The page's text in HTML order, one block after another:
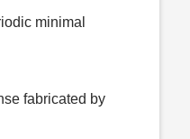
minimal
fabricated by